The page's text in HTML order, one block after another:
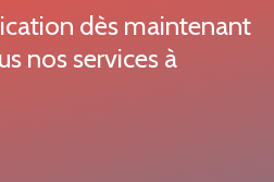
dès maintenant
nos services à